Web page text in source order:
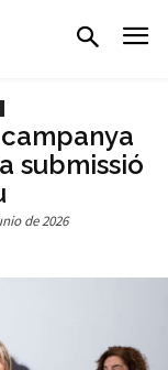
submissió
de 2026